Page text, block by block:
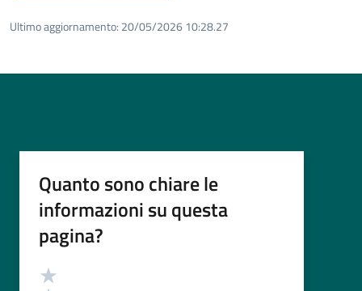
Ultimo aggiornamento: 20/05/2026 10:28.27
Quanto sono chiare le
informazioni su questa
pagina?
Valutazione